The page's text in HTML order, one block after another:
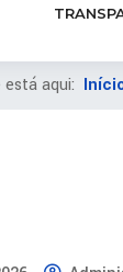
está aqui: